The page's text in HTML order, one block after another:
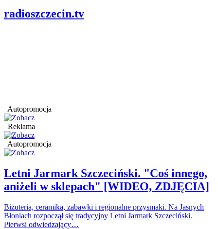
radioszczecin.tv
Autopromocja
Reklama
Autopromocja
Letni Jarmark Szczeciński. "Coś innego,
aniżeli w sklepach" [WIDEO, ZDJĘCIA]
Biżuteria, ceramika, zabawki i regionalne przysmaki. Na Jasnych
Błoniach rozpoczął się tradycyjny Letni Jarmark Szczeciński.
Pierwsi odwiedzający…